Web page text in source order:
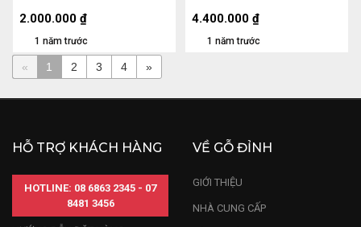
1 năm trước
2.000.000 ₫
1 năm trước
4.400.000 ₫
« 1 2 3 4 »
HỖ TRỢ KHÁCH HÀNG
HOTLINE: 08 6863 2345 - 07
8481 3456
VỀ GỖ ĐỈNH
GIỚI THIỆU
NHÀ CUNG CẤP